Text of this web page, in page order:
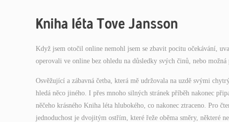
Kniha léta Tove Jansson
Když jsem otočil online nemohl jsem se zbavit pocitu očekávání,
operovali ve online bez ohledu na důsledky svých činů, nebo
Osvěžující a zábavná četba, která mě udržovala na uzdě svými
hledá něco jiného. I přes mnoho silných stránek příběh nakonec
něčeho krásného Kniha léta hlubokého, co nakonec ztraceno. Pro
jednoduchost je dvojitým ostřím, které řeže oběma směry, některé